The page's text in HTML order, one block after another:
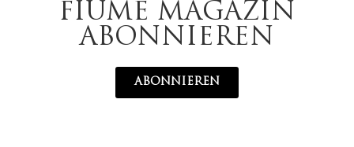
FIUME MAGAZIN
ABONNIEREN
ABONNIEREN